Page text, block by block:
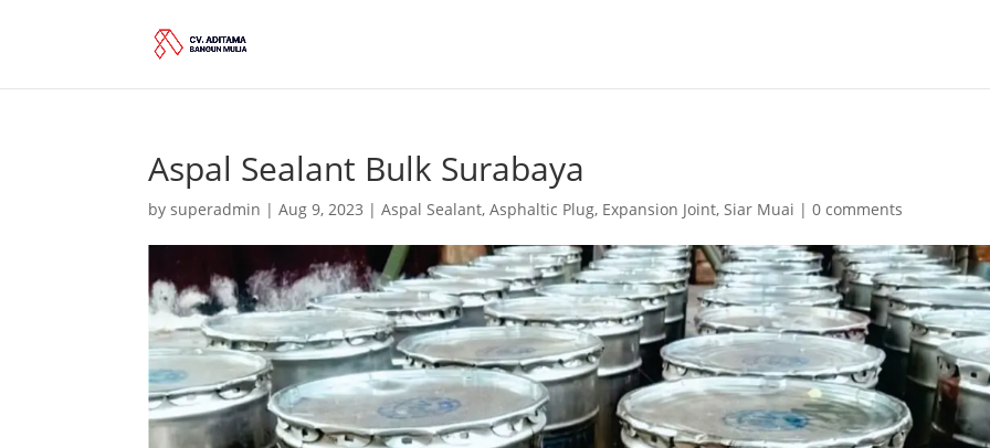
Aspal Sealant Bulk Surabaya
bysuperadmin |Aug 9, 2023 |Aspal Sealant,Asphaltic Plug, Expansion Joint,Siar Muai |0 comments